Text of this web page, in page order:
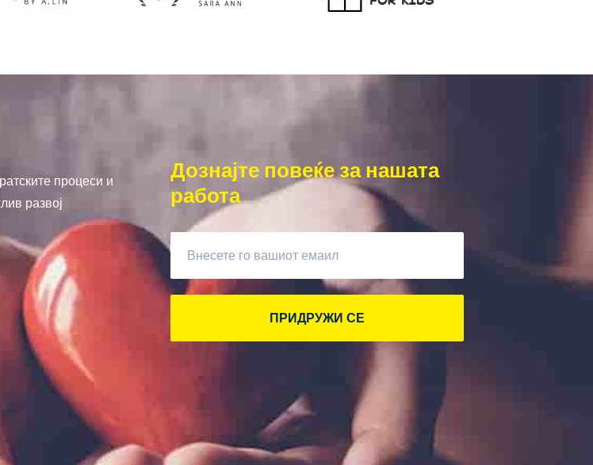
процеси и
развој
Дознајте повеќе за нашата
работа
ПРИДРУЖИ СЕ